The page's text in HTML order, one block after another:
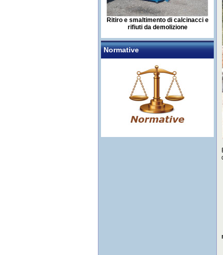
Ritiro e smaltimento di calcinacci e
rifiuti da demolizione
Normative